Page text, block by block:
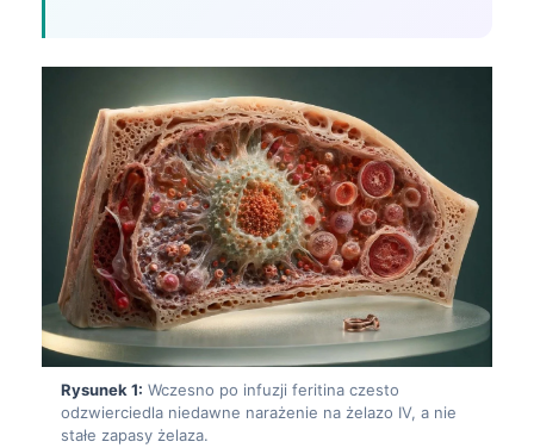
Rysunek 1: Wczesno po infuzji feritina czesto
odzwierciedla niedawne narażenie na żelazo IV, a nie
stałe zapasy żelaza.